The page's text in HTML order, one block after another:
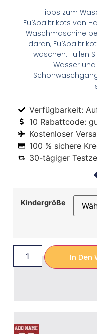
Tipps zum
Fußballtrikots von
Waschmaschine
daran,
waschen. Füllen
Wasser
Verfügbarkeit:
10 Rabattcode:
Kostenloser
100 % sichere
30-tägiger
Kindergröße
In Den